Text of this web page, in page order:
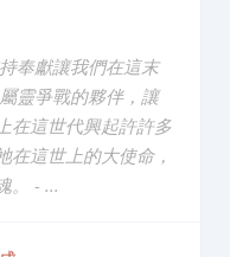
奉獻讓我們在這末
靈爭戰的夥伴，讓
在這世代興起許許多
在這世上的大使命，
。 - ...